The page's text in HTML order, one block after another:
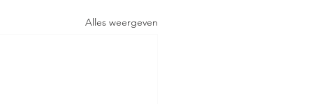
Alles weergeven